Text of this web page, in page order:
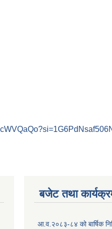
बजेट तथा
आ.व.२०८३-८४ को बार्षिक